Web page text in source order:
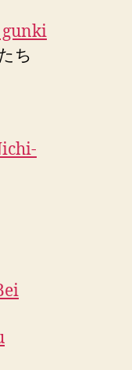
gunki
ち